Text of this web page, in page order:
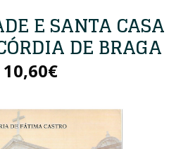
E SANTA CASA
DE BRAGA
10,60€